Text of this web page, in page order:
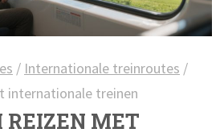
/ Internationale treinroutes /
internationale treinen
MET